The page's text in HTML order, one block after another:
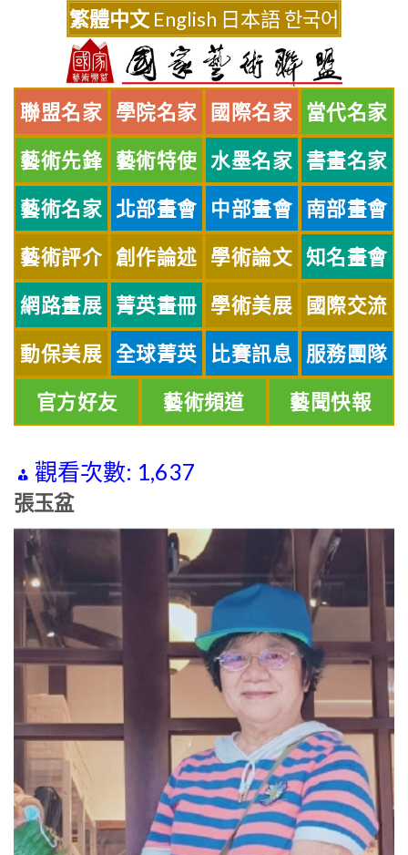
繁體中文 English 日本語한국어
聯盟名家 學院名家 國際名家 當代名家
藝術先鋒 藝術特使 水墨名家 書畫名家
藝術名家 北部畫會 中部畫會 南部畫會
藝術評介 創作論述 學術論文 知名畫會
網路畫展 菁英畫冊 學術美展 國際交流
動保美展 全球菁英 比賽訊息 服務團隊
官方好友 藝術頻道 藝聞快報
觀看次數: 1,637
張玉盆